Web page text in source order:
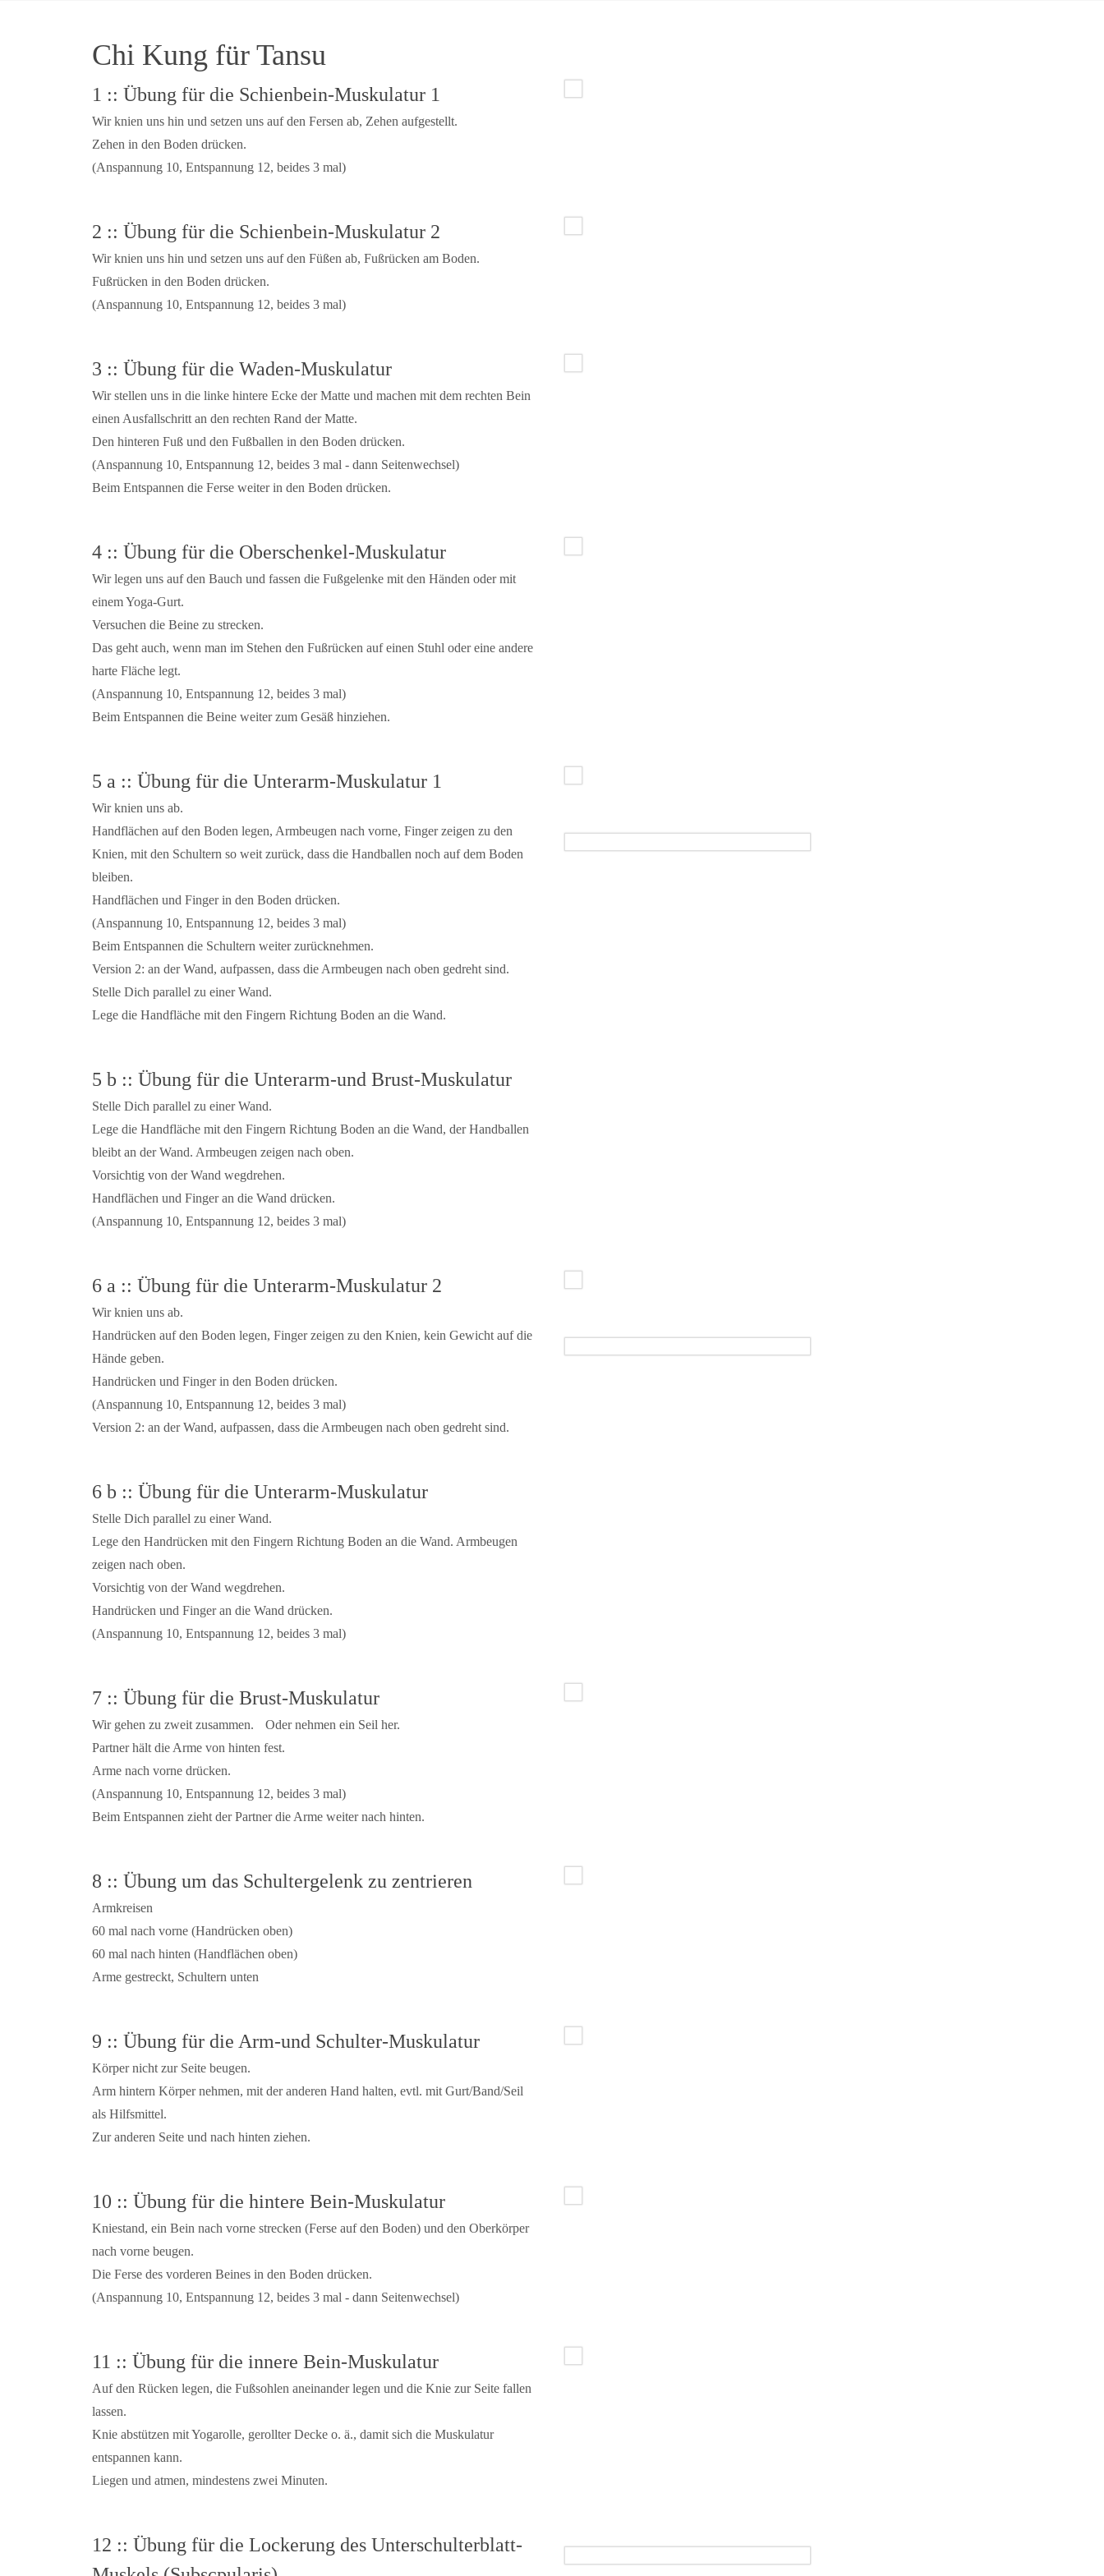
Chi Kung für Tansu
1 :: Übung für die Schienbein-Muskulatur 1
Wir knien uns hin und setzen uns auf den Fersen ab, Zehen aufgestellt.
Zehen in den Boden drücken.
(Anspannung 10, Entspannung 12, beides 3 mal)
2 :: Übung für die Schienbein-Muskulatur 2
Wir knien uns hin und setzen uns auf den Füßen ab, Fußrücken am Boden.
Fußrücken in den Boden drücken.
(Anspannung 10, Entspannung 12, beides 3 mal)
3 :: Übung für die Waden-Muskulatur
Wir stellen uns in die linke hintere Ecke der Matte und machen mit dem rechten Bein
einen Ausfallschritt an den rechten Rand der Matte.
Den hinteren Fuß und den Fußballen in den Boden drücken.
(Anspannung 10, Entspannung 12, beides 3 mal - dann Seitenwechsel)
Beim Entspannen die Ferse weiter in den Boden drücken.
4 :: Übung für die Oberschenkel-Muskulatur
Wir legen uns auf den Bauch und fassen die Fußgelenke mit den Händen oder mit
einem Yoga-Gurt.
Versuchen die Beine zu strecken.
Das geht auch, wenn man im Stehen den Fußrücken auf einen Stuhl oder eine andere
harte Fläche legt.
(Anspannung 10, Entspannung 12, beides 3 mal)
Beim Entspannen die Beine weiter zum Gesäß hinziehen.
5 a :: Übung für die Unterarm-Muskulatur 1
Wir knien uns ab.
Handflächen auf den Boden legen, Armbeugen nach vorne, Finger zeigen zu den
Knien, mit den Schultern so weit zurück, dass die Handballen noch auf dem Boden
bleiben.
Handflächen und Finger in den Boden drücken.
(Anspannung 10, Entspannung 12, beides 3 mal)
Beim Entspannen die Schultern weiter zurücknehmen.
Version 2: an der Wand, aufpassen, dass die Armbeugen nach oben gedreht sind.
Stelle Dich parallel zu einer Wand.
Lege die Handfläche mit den Fingern Richtung Boden an die Wand.
5 b :: Übung für die Unterarm-und Brust-Muskulatur
Stelle Dich parallel zu einer Wand.
Lege die Handfläche mit den Fingern Richtung Boden an die Wand, der Handballen
bleibt an der Wand. Armbeugen zeigen nach oben.
Vorsichtig von der Wand wegdrehen.
Handflächen und Finger an die Wand drücken.
(Anspannung 10, Entspannung 12, beides 3 mal)
6 a :: Übung für die Unterarm-Muskulatur 2
Wir knien uns ab.
Handrücken auf den Boden legen, Finger zeigen zu den Knien, kein Gewicht auf die
Hände geben.
Handrücken und Finger in den Boden drücken.
(Anspannung 10, Entspannung 12, beides 3 mal)
Version 2: an der Wand, aufpassen, dass die Armbeugen nach oben gedreht sind.
6 b :: Übung für die Unterarm-Muskulatur
Stelle Dich parallel zu einer Wand.
Lege den Handrücken mit den Fingern Richtung Boden an die Wand. Armbeugen
zeigen nach oben.
Vorsichtig von der Wand wegdrehen.
Handrücken und Finger an die Wand drücken.
(Anspannung 10, Entspannung 12, beides 3 mal)
7 :: Übung für die Brust-Muskulatur
Wir gehen zu zweit zusammen. Oder nehmen ein Seil her.
Partner hält die Arme von hinten fest.
Arme nach vorne drücken.
(Anspannung 10, Entspannung 12, beides 3 mal)
Beim Entspannen zieht der Partner die Arme weiter nach hinten.
8 :: Übung um das Schultergelenk zu zentrieren
Armkreisen
60 mal nach vorne (Handrücken oben)
60 mal nach hinten (Handflächen oben)
Arme gestreckt, Schultern unten
9 :: Übung für die Arm-und Schulter-Muskulatur
Körper nicht zur Seite beugen.
Arm hintern Körper nehmen, mit der anderen Hand halten, evtl. mit Gurt/Band/Seil
als Hilfsmittel.
Zur anderen Seite und nach hinten ziehen.
10 :: Übung für die hintere Bein-Muskulatur
Kniestand, ein Bein nach vorne strecken (Ferse auf den Boden) und den Oberkörper
nach vorne beugen.
Die Ferse des vorderen Beines in den Boden drücken.
(Anspannung 10, Entspannung 12, beides 3 mal - dann Seitenwechsel)
11 :: Übung für die innere Bein-Muskulatur
Auf den Rücken legen, die Fußsohlen aneinander legen und die Knie zur Seite fallen
lassen.
Knie abstützen mit Yogarolle, gerollter Decke o. ä., damit sich die Muskulatur
entspannen kann.
Liegen und atmen, mindestens zwei Minuten.
12 :: Übung für die Lockerung des Unterschulterblatt-